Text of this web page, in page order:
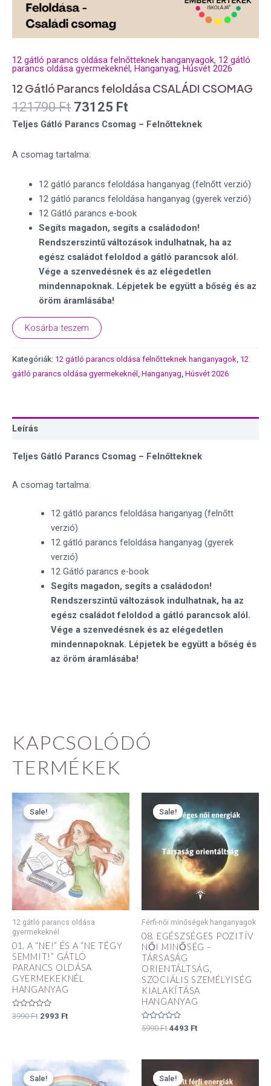
12 gátló parancs oldása felnőtteknek hanganyagok, 12 gátló
parancs oldása gyermekeknél , Hanganyag, Húsvét 2026
12 Gátló Parancs feloldása CSALÁDI CSOMAG
121790Ft 73125 Ft
Teljes Gátló Parancs Csomag – Felnőtteknek
A csomag tartalma:
12 gátló parancs feloldása hanganyag (felnőtt verzió)
12 gátló parancs feloldása hanganyag (gyerek verzió)
12 Gátló parancs e-book
Segíts magadon, segíts a családodon!
Rendszerszintű változások indulhatnak, ha az
egész családot feloldod a gátló parancsok alól.
Vége a szenvedésnek és az elégedetlen
mindennapoknak. Lépjetek be együtt a bőség és az
öröm áramlásába!
Kosárba teszem
Kategóriák: 12 gátló parancs oldása felnőtteknek hanganyagok, 12
gátló parancs oldása gyermekeknél , Hanganyag, Húsvét 2026
Leírás
Teljes Gátló Parancs Csomag – Felnőtteknek
A csomag tartalma:
12 gátló parancs feloldása hanganyag (felnőtt
verzió)
12 gátló parancs feloldása hanganyag (gyerek
verzió)
12 Gátló parancs e-book
Segíts magadon, segíts a családodon!
Rendszerszintű változások indulhatnak, ha az
egész családot feloldod a gátló parancsok alól.
Vége a szenvedésnek és az elégedetlen
mindennapoknak. Lépjetek be együtt a bőség és
az öröm áramlásába!
KAPCSOLÓDÓ
TERMÉKEK
Sale!
Sale!
12 gátló parancs oldása
gyermekeknél
01. A “NE!” ÉS A “NE TÉGY
SEMMIT!” GÁTLÓ
PARANCS OLDÁSA
GYERMEKEKNÉL
HANGANYAG
Értékelés:
0
3990Ft
Original
price
was:
3990 Ft.
2993 Ft
Current
price
is:
2993 Ft.
Sale!
Sale!
Férfi-női minőségek hanganyagok
08. EGÉSZSÉGES POZITÍV
NŐI MINŐSÉG –
TÁRSASÁG
ORIENTÁLTSÁG,
SZOCIÁLIS SZEMÉLYISÉG
KIALAKÍTÁSA
HANGANYAG
Értékelés:
0
5990Ft
Original
price
was:
5990 Ft.
4493 Ft
price
is:
4493 Ft.
Sale!
Sale!
Original
price
Current
price
Sale!
Sale!price
price